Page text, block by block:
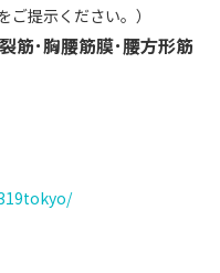
ご提示ください。）
筋･胸腰筋膜･腰方形筋